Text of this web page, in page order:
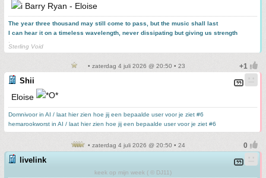
Barry Ryan - Eloise
The year three thousand may still come to pass, but the music shall last
I can hear it on a timeless wavelength, never dissipating but giving us strength
Sterling Void
• zaterdag 4 juli 2026 @ 20:50 • 23
Shii
Eloise
Domnivoor in AI / laat hier zien hoe jij een bepaalde user voor je ziet #6
hemarookworst in AI / laat hier zien hoe jij een bepaalde user voor je ziet #6
• zaterdag 4 juli 2026 @ 20:50 • 24
livelink
keek op mijn week ( © DJ11)